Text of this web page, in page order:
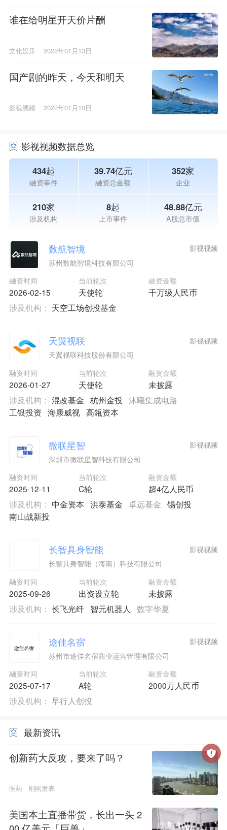
谁在给明星开天价片酬
文化娱乐 2022年01月13日
国产剧的昨天，今天和明天
影视视频 2022年01月10日
影视视频数据总览
434起
融资事件
39.74亿元
融资总金额
352家
企业
210家
涉及机构
8起
上市事件
48.88亿元
A股总市值
数航智境
苏州数航智境科技有限公司
融资时间
2026-02-15
当前轮次
天使轮
融资金额
千万级人民币
影视视频
涉及机构： 天空工场创投基金
天翼视联
天翼视联科技股份有限公司
融资时间
2026-01-27
当前轮次
天使轮
融资金额
未披露
影视视频
涉及机构： 混改基金 杭州金投 沐曦集成电路
工银投资 海康威视 高瓴资本
微联星智
深圳市微联星智科技有限公司
融资时间
2025-12-11
当前轮次
C轮
融资金额
超4亿人民币
影视视频
涉及机构： 中金资本 洪泰基金 卓远基金 锡创投
南山战新投
长智具身智能
长智具身智能（海南）科技有限公司
融资时间
2025-09-26
当前轮次
出资设立轮
融资金额
未披露
影视视频
涉及机构： 长飞光纤 智元机器人 数字华夏
途佳名宿
苏州市途佳名宿商业运营管理有限公司
融资时间
2025-07-17
当前轮次
A轮
融资金额
2000万人民币
影视视频
涉及机构： 早行人创投
最新资讯
创新药大反攻，要来了吗？
医药 刚刚发表
美国本土直播带货，长出一头 2